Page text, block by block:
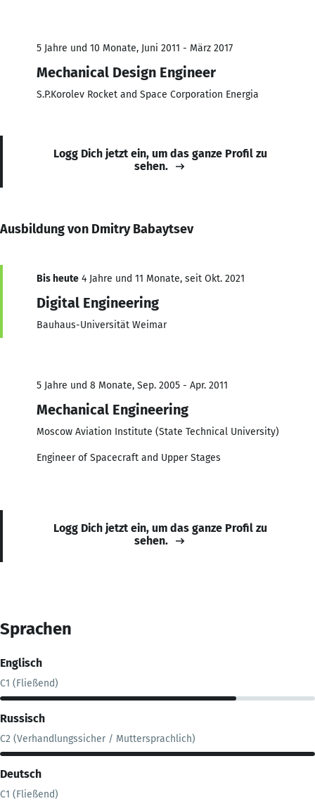
5 Jahre und 10 Monate, Juni 2011 - März 2017
Mechanical Design Engineer
S.P.Korolev Rocket and Space Corporation Energia
Logg Dich jetzt ein, um das ganze Profil zu
sehen.
Ausbildung von Dmitry Babaytsev
Bis heute 4 Jahre und 11 Monate, seit Okt. 2021
Digital Engineering
Bauhaus-Universität Weimar
5 Jahre und 8 Monate, Sep. 2005 - Apr. 2011
Mechanical Engineering
Moscow Aviation Institute (State Technical University)
Engineer of Spacecraft and Upper Stages
Logg Dich jetzt ein, um das ganze Profil zu
sehen.
Sprachen
Englisch
C1 (Fließend)
Russisch
C2 (Verhandlungssicher / Muttersprachlich)
Deutsch
C1 (Fließend)